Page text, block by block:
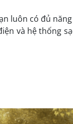
luôn có đủ
và hệ thống